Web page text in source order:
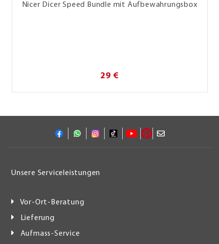
Nicer Dicer Speed Bundle mit Aufbewahrungsbox
29 €
Unsere Serviceleistungen
Vor-Ort-Beratung
Lieferung
Aufmass-Service